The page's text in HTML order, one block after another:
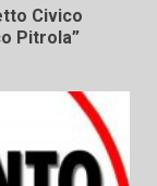
Civico
Pitrola”